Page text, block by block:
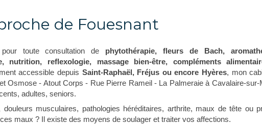
de Fouesnant
toute consultation de phytothérapie, fleurs de Bach,
nutrition, reflexologie, massage bien-être, compléments
accessible depuis Saint-Raphaël, Fréjus ou encore Hyères, mon
Osmose - Atout Corps - Rue Pierre Rameil - La Palmeraie à Cavalaire-sur-
adultes, seniors.
douleurs musculaires, pathologies héréditaires, arthrite, maux de tête ou
maux ? Il existe des moyens de soulager et traiter vos affections.